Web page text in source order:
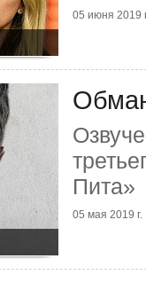
05 июня 2019
Пита»
05 мая 2019 г.